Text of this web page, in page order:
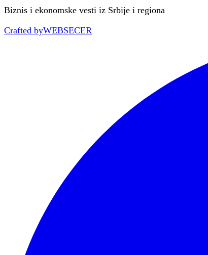
Biznis i ekonomske vesti iz Srbije i regiona
Crafted byWEBSECER